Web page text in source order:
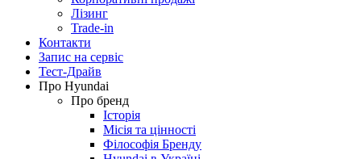
Лізинг
Trade-in
Контакти
Запис на сервіс
Тест-Драйв
Про Hyundai
Про бренд
Історія
Місія та цінності
Філософія Бренду